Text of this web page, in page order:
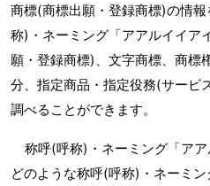
商標(商標出願・登録商標)の情
称)・ネーミング「アアルイイア
願・登録商標)、文字商標、商標
分、指定商品・指定役務(サービ
調べることができます。
称呼(呼称)・ネーミング「アア
どのような称呼(呼称)・ネーミ